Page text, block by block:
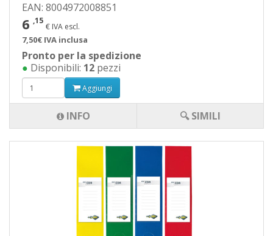
EAN: 8004972008851
6 ,15
€ IVA escl.
7,50€ IVA inclusa
Pronto per la spedizione
● Disponibili: 12 pezzi
Aggiungi
INFO 🔍 SIMILI